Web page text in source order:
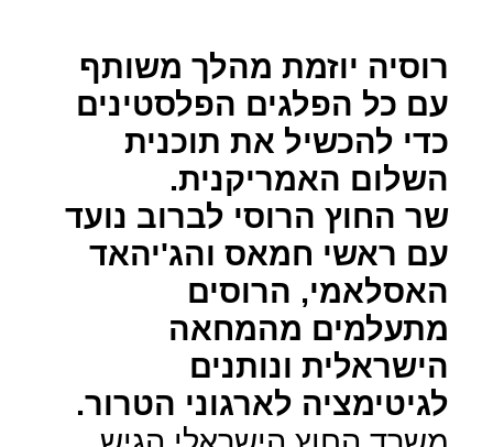
רוסיה יוזמת מהלך משותף
עם כל הפלגים הפלסטינים
כדי להכשיל את תוכנית
השלום האמריקנית.
שר החוץ הרוסי לברוב נועד
עם ראשי חמאס והג'יהאד
האסלאמי, הרוסים
מתעלמים מהמחאה
הישראלית ונותנים
לגיטימציה לארגוני הטרור.